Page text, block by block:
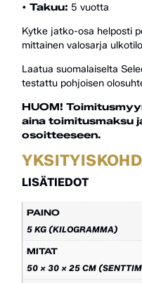
• Takuu: 5 vuotta
Kytke jatko-osa helposti
mittainen valosarja
Laatua suomalaiselta
testattu pohjoisen
HUOM!
aina toimitusmaksu
osoitteeseen.
LISÄTIEDOT
PAINO
5 KG (KILOGRAMMA)
MITAT
50 × 30 × 25 CM